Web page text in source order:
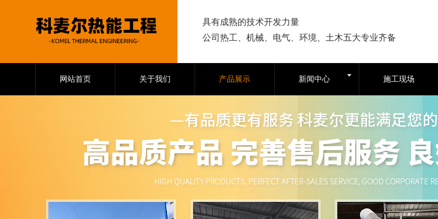
具有成熟的技术开发力量
公司热工、机械、电气、环境、土木五大专业齐备
网站首页 关于我们 产品展示 新闻中心 施工现场